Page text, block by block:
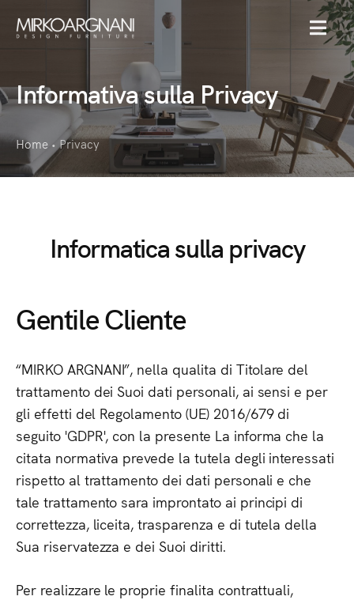
MENU
Informativa sulla Privacy
Home • Privacy
Informatica sulla privacy
Gentile Cliente
“MIRKO ARGNANI”, nella qualita di Titolare del
trattamento dei Suoi dati personali, ai sensi e per
gli effetti del Regolamento (UE) 2016/679 di
seguito 'GDPR', con la presente La informa che la
citata normativa prevede la tutela degli interessati
rispetto al trattamento dei dati personali e che
tale trattamento sara improntato ai principi di
correttezza, liceita, trasparenza e di tutela della
Sua riservatezza e dei Suoi diritti.
Per realizzare le proprie finalita contrattuali,